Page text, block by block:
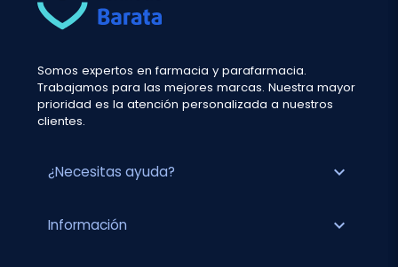
Somos expertos en farmacia y parafarmacia.
Trabajamos para las mejores marcas. Nuestra mayor
prioridad es la atención personalizada a nuestros
clientes.
¿Necesitas ayuda? expand_more
Información expand_more